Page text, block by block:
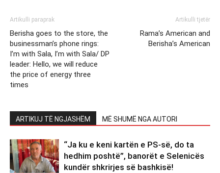
Artikulli paraprak
Berisha goes to the store, the
businessman’s phone rings:
I’m with Sala, I’m with Sala/ DP
leader: Hello, we will reduce
the price of energy three
times
Artikulli tjetër
Rama’s American and
Berisha’s American
ARTIKUJ TË NGJASHËM MË SHUMË NGA AUTORI
“Ja ku e keni kartën e PS-së, do ta
hedhim poshtë”, banorët e Selenicës
kundër shkrirjes së bashkisë!